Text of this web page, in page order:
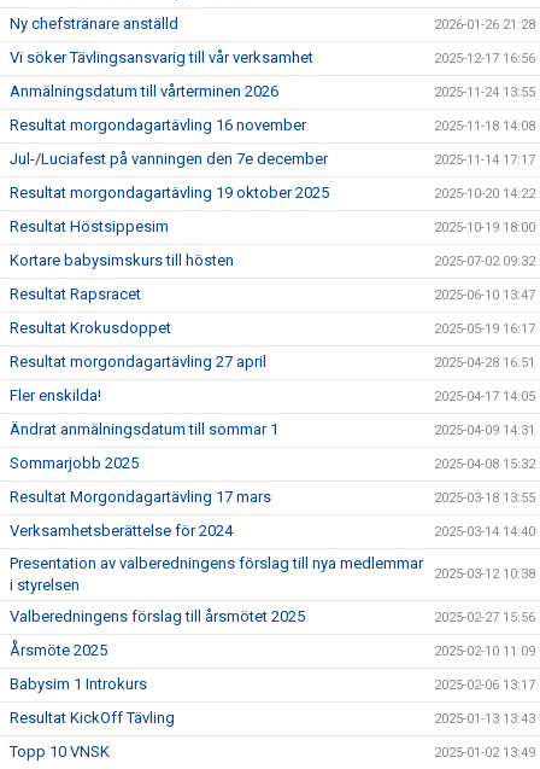
Ny chefstränare anställd 2026-01-26 21:28
Vi söker Tävlingsansvarig till vår verksamhet 2025-12-17 16:56
Anmälningsdatum till vårterminen 2026 2025-11-24 13:55
Resultat morgondagartävling 16 november 2025-11-18 14:08
Jul-/Luciafest på vanningen den 7e december 2025-11-14 17:17
Resultat morgondagartävling 19 oktober 2025 2025-10-20 14:22
Resultat Höstsippesim 2025-10-19 18:00
Kortare babysimskurs till hösten 2025-07-02 09:32
Resultat Rapsracet 2025-06-10 13:47
Resultat Krokusdoppet 2025-05-19 16:17
Resultat morgondagartävling 27 april 2025-04-28 16:51
Fler enskilda! 2025-04-17 14:05
Ändrat anmälningsdatum till sommar 1 2025-04-09 14:31
Sommarjobb 2025 2025-04-08 15:32
Resultat Morgondagartävling 17 mars 2025-03-18 13:55
Verksamhetsberättelse för 2024 2025-03-14 14:40
Presentation av valberedningens förslag till nya medlemmar
i styrelsen
2025-03-12 10:38
Valberedningens förslag till årsmötet 2025 2025-02-27 15:56
Årsmöte 2025 2025-02-10 11:09
Babysim 1 Introkurs 2025-02-06 13:17
Resultat KickOff Tävling 2025-01-13 13:43
Topp 10 VNSK 2025-01-02 13:49